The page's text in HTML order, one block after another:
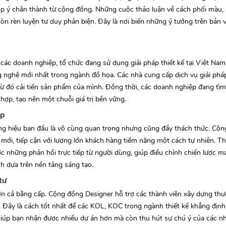
chân thành từ cộng đồng. Những cuộc thảo luận về cách phối màu,
rèn luyện tư duy phản biện. Đây là nơi biến những ý tưởng trên bản
doanh nghiệp, tổ chức đang sử dụng giải pháp thiết kế tại Việt
mới nhất trong ngành đồ họa. Các nhà cung cấp dịch vụ giải
cải tiến sản phẩm của mình. Đồng thời, các doanh nghiệp đang
tạo nên một chuỗi giá trị bền vững.
hiệu ban đầu là vô cùng quan trọng nhưng cũng đầy thách thức.
tiếp cận với lượng lớn khách hàng tiềm năng một cách tự nhiên.
những phản hồi trực tiếp từ người dùng, giúp điều chỉnh chiến lược
dựa trên nền tảng sáng tạo.
bằng cấp. Cộng đồng Designer hỗ trợ các thành viên xây dựng
là cách tốt nhất để các KOL, KOC trong ngành thiết kế khẳng
bạn nhận được nhiều dự án hơn mà còn thu hút sự chú ý của các